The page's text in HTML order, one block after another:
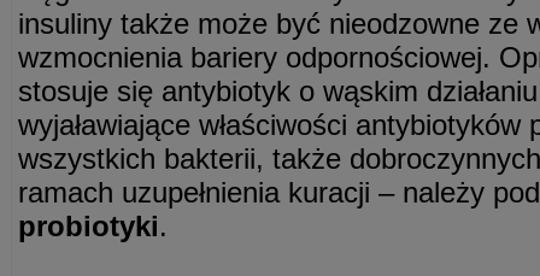
insuliny także może być nieodzowne ze
wzmocnienia bariery odpornościowej.
stosuje się antybiotyk o wąskim
wyjaławiające właściwości antybiotyków
wszystkich bakterii, także
ramach uzupełnienia kuracji – należy
probiotyki.